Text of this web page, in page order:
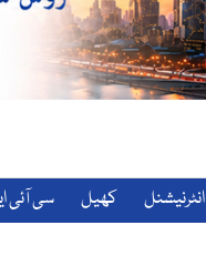
انٹرنیشنل کھیل سی آئی